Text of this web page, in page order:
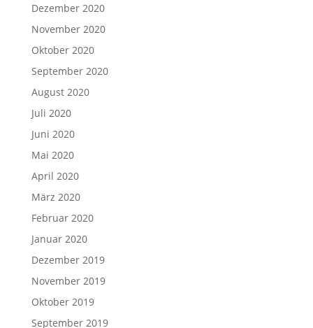
Dezember 2020
November 2020
Oktober 2020
September 2020
August 2020
Juli 2020
Juni 2020
Mai 2020
April 2020
März 2020
Februar 2020
Januar 2020
Dezember 2019
November 2019
Oktober 2019
September 2019